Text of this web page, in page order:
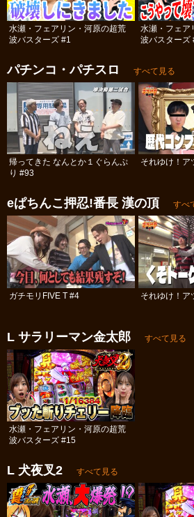
水瀬・フェアリン・河原の超荒
波バスターズ #1
水瀬・フェア
波バスターズ
パチンコ・パチスロ すべて見る
帰ってきた なんとか１ぐらんぷ
り #93
それゆけ！ア
eぱちんこ押忍!番長 漢の頂 すべ
ガチモリFIVE T #4 それゆけ！ア
L サラリーマン金太郎 すべて見る
水瀬・フェアリン・河原の超荒
波バスターズ #15
L 犬夜叉2 すべて見る